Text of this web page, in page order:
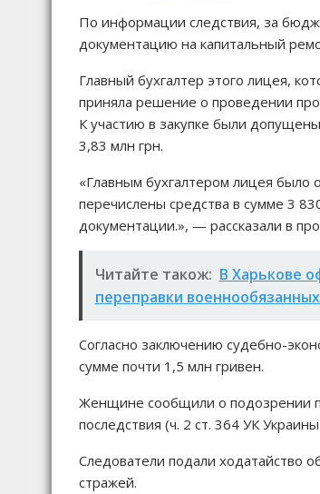
По информации следствия, за
документацию на капитальный
Главный бухгалтер этого лицея,
приняла решение о проведении
К участию в закупке были
3,83 млн грн.
«Главным бухгалтером лицея было
перечислены средства в сумме 3
документации.», — рассказали в
Читайте також: В Харькове
переправки
Согласно заключению судебно-
сумме почти 1,5 млн гривен.
Женщине сообщили о подозрении
последствия (ч. 2 ст. 364 УК
Следователи подали ходатайство
стражей.